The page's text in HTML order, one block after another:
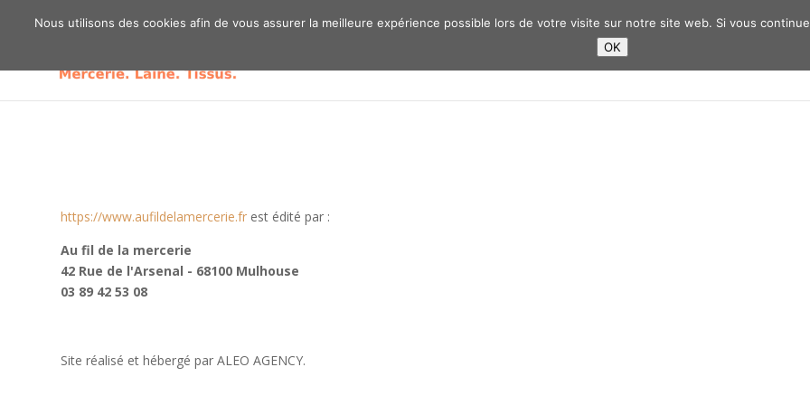
https://www.aufildelamercerie.fr est édité par :
Au fil de la mercerie
42 Rue de l'Arsenal - 68100 Mulhouse
03 89 42 53 08
Site réalisé et hébergé par ALEO AGENCY.
Nous utilisons des cookies afin de vous assurer la meilleure expérience possible lors de votre visite sur notre site web. Si vous
OK